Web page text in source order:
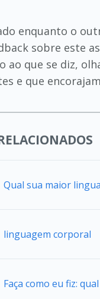
enquanto o
sobre este
ao que se diz,
e que
Qual sua maior
linguagem corporal
Faça como eu fiz: